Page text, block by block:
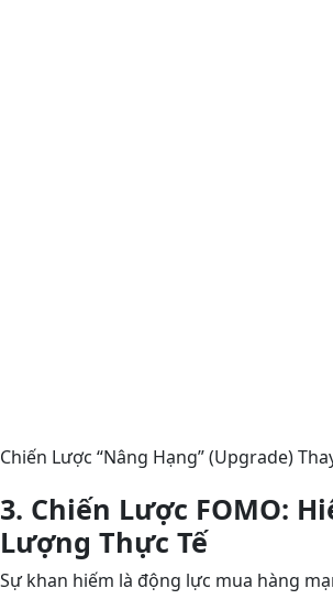
Chiến Lược “Nâng Hạng” (Upgrade)
3. Chiến Lược FOMO:
Lượng Thực Tế
Sự khan hiếm là động lực mua hàng